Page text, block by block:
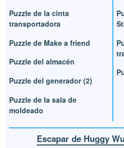
Puzzle de la cinta
transportadora
Puzzle de Make a friend
Puzzle del almacén
Puzzle del generador (2)
Puzzle de la sala de
moldeado
Escapar de Huggy